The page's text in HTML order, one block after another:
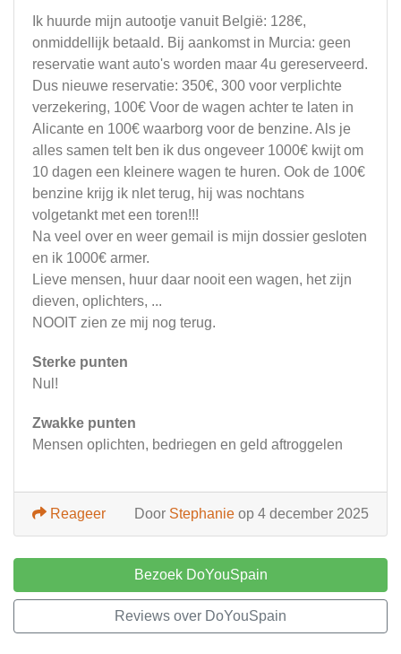
Ik huurde mijn autootje vanuit België: 128€,
onmiddellijk betaald. Bij aankomst in Murcia: geen
reservatie want auto's worden maar 4u gereserveerd.
Dus nieuwe reservatie: 350€, 300 voor verplichte
verzekering, 100€ Voor de wagen achter te laten in
Alicante en 100€ waarborg voor de benzine. Als je
alles samen telt ben ik dus ongeveer 1000€ kwijt om
10 dagen een kleinere wagen te huren. Ook de 100€
benzine krijg ik nIet terug, hij was nochtans
volgetankt met een toren!!!
Na veel over en weer gemail is mijn dossier gesloten
en ik 1000€ armer.
Lieve mensen, huur daar nooit een wagen, het zijn
dieven, oplichters, ...
NOOIT zien ze mij nog terug.
Sterke punten
Nul!
Zwakke punten
Mensen oplichten, bedriegen en geld aftroggelen
Door Stephanie op 4 december 2025
Reageer
Bezoek DoYouSpain
Reviews over DoYouSpain